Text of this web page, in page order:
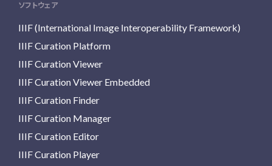
ソフトウェア
IIIF (International Image Interoperability Framework)
IIIF Curation Platform
IIIF Curation Viewer
IIIF Curation Viewer Embedded
IIIF Curation Finder
IIIF Curation Manager
IIIF Curation Editor
IIIF Curation Player